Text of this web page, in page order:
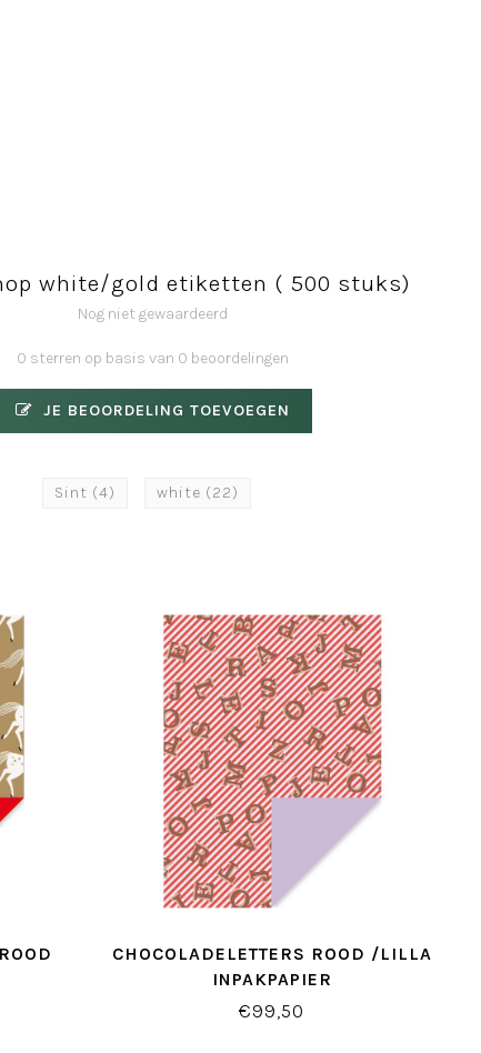
white/gold etiketten ( 500 stuks)
Nog niet gewaardeerd
0 sterren op basis van 0 beoordelingen
JE BEOORDELING TOEVOEGEN
Sint (4) white (22)
CHOCOLADELETTERS ROOD /LILLA
INPAKPAPIER
€99,50